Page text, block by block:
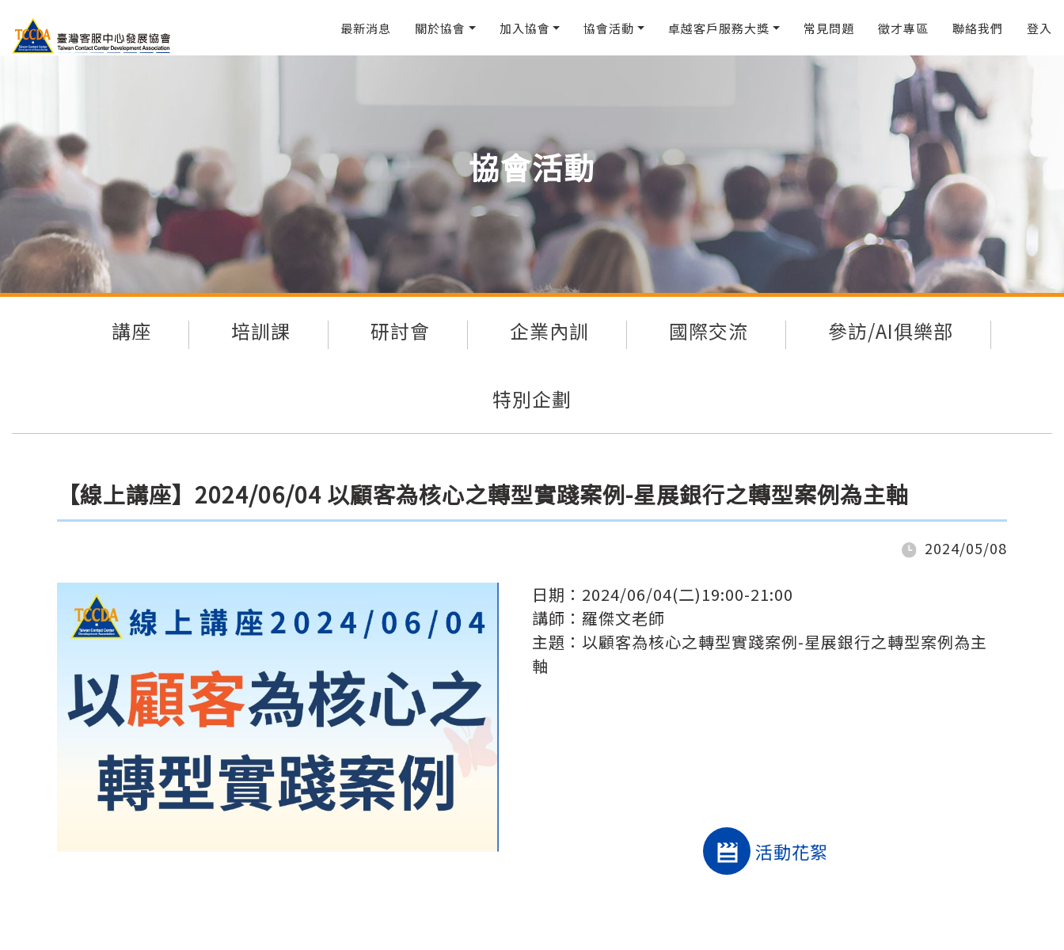
最新消息 關於協會 加入協會 協會活動 卓越客戶服務大獎 常見問題 徵才專區 聯絡我們 登入
協會活動
講座 培訓課 研討會 企業內訓 國際交流 參訪/AI俱樂部
特別企劃
【線上講座】2024/06/04 以顧客為核心之轉型實踐案例-星展銀行之轉型案例為主軸
2024/05/08
日期：2024/06/04(二)19:00-21:00
講師：羅傑文老師
主題：以顧客為核心之轉型實踐案例-星展銀行之轉型案例為主
軸
活動花絮